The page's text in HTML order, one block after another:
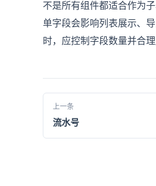
不是所有组件都适合作为
单字段会影响列表展示、
时，应控制字段数量并合
上一条
流水号